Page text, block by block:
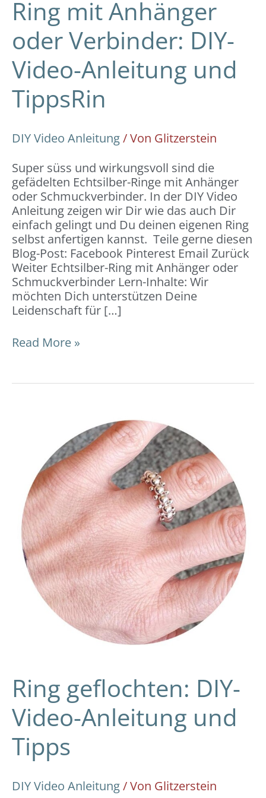
Ring mit Anhänger
oder Verbinder: DIY-
Video-Anleitung und
TippsRin
DIY Video Anleitung/ Von Glitzerstein
Super süss und wirkungsvoll sind die
gefädelten Echtsilber-Ringe mit Anhänger
oder Schmuckverbinder. In der DIY Video
Anleitung zeigen wir Dir wie das auch Dir
einfach gelingt und Du deinen eigenen Ring
selbst anfertigen kannst. Teile gerne diesen
Blog-Post: Facebook Pinterest Email Zurück
Weiter Echtsilber-Ring mit Anhänger oder
Schmuckverbinder Lern-Inhalte: Wir
möchten Dich unterstützen Deine
Leidenschaft für […]
Read More »
Ring geflochten: DIY-
Video-Anleitung und
Tipps
DIY Video Anleitung/ Von Glitzerstein
Video-
Anleitung
und
Tipps